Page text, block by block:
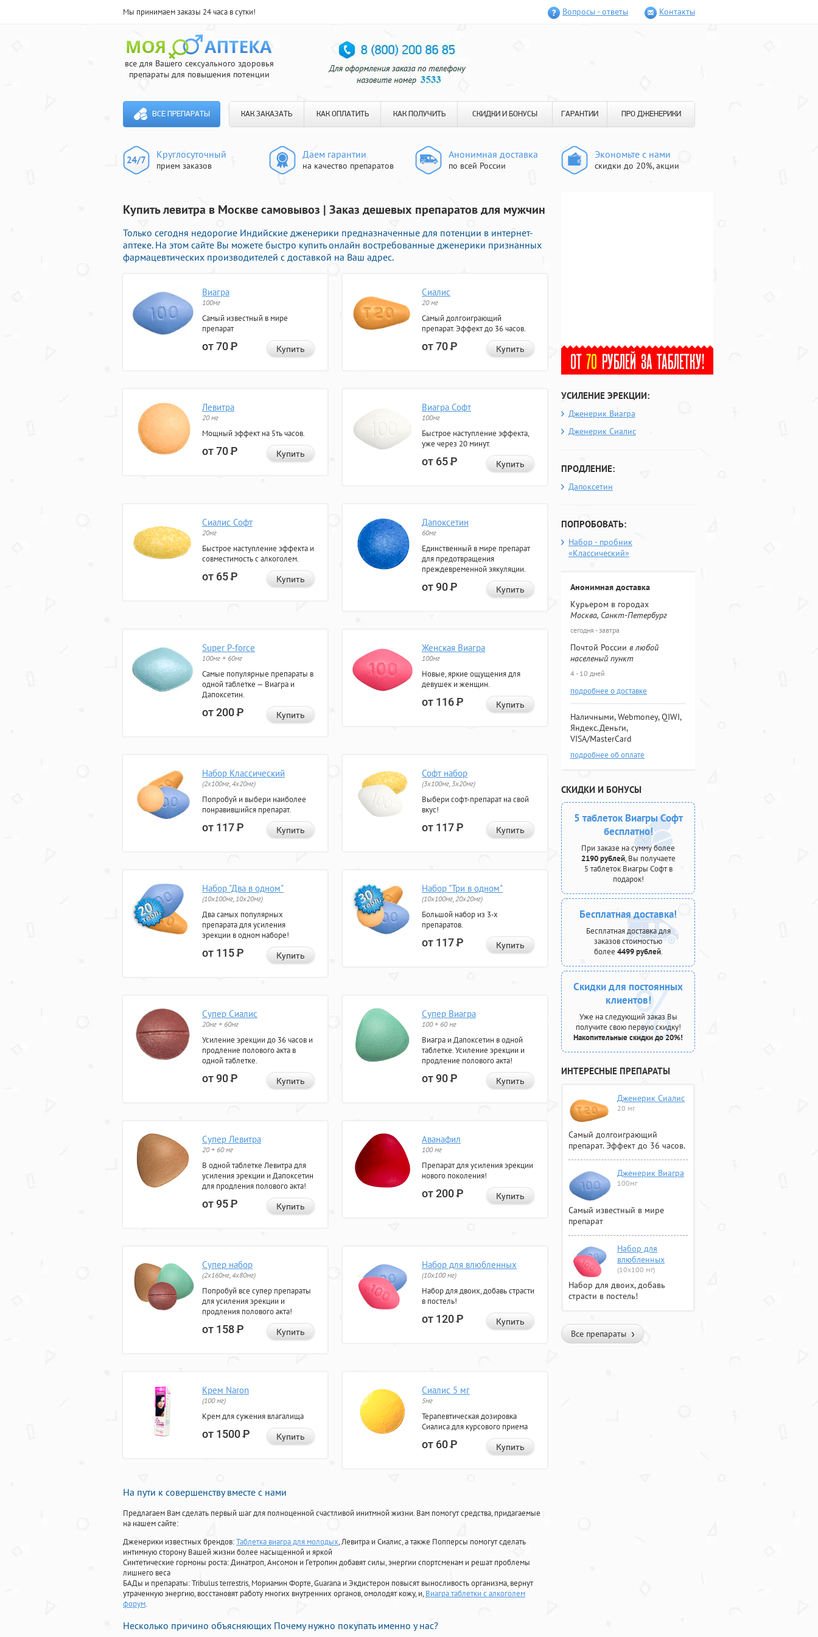
Мы принимаем заказы 24 часа в сутки! Вопросы - ответы Контакты
все для Вашего сексуального здоровья
препараты для повышения потенции
ВСЕ ПРЕПАРАТЫ КАК ЗАКАЗАТЬ КАК ОПЛАТИТЬ КАК ПОЛУЧИТЬ СКИДКИ И БОНУСЫ ГАРАНТИИ ПРО ДЖЕНЕРИКИ
Круглосуточный
прием заказов
Даем гарантии
на качество препаратов
Анонимная доставка
по всей России
Экономьте с нами
скидки до 20%, акции
Купить левитра в Москве самовывоз | Заказ дешевых препаратов для мужчин
Только сегодня недорогие Индийские дженерики предназначенные для потенции в интернет-
аптеке. На этом сайте Вы можете быстро купить онлайн востребованные дженерики признанных
фармацевтических производителей с доставкой на Ваш адрес.
Виагра
100мг
Самый известный в мире
препарат
от 70Р Купить
Сиалис
20 мг
Самый долгоиграющий
препарат. Эффект до 36 часов.
от 70Р Купить
Левитра
20 мг
Мощный эффект на 5ть часов.
от 70Р Купить
Виагра Софт
100мг
Быстрое наступление эффекта,
уже через 20 минут.
от 65Р Купить
Сиалис Софт
20мг
Быстрое наступление эффекта и
совместимость с алкоголем.
от 65Р Купить
Дапоксетин
60мг
Единственный в мире препарат
для предотвращения
преждевременной эякуляции.
от 90Р Купить
Super P-force
100мг + 60мг
Самые популярные препараты в
одной таблетке — Виагра и
Дапоксетин.
от 200Р Купить
Женская Виагра
100мг
Новые, яркие ощущения для
девушек и женщин.
от 116Р Купить
Набор Классический
(2x100мг, 4x20мг)
Попробуй и выбери наиболее
понравившийся препарат.
от 117Р Купить
Софт набор
(3x100мг, 3x20мг)
Выбери софт-препарат на свой
вкус!
от 117Р Купить
Набор "Два в одном"
(10x100мг, 10x20мг)
Два самых популярных
препарата для усиления
эрекции в одном наборе!
от 115Р Купить
Набор "Три в одном"
(10x100мг, 20x20мг)
Большой набор из 3-х
препаратов.
от 117Р Купить
Супер Сиалис
20мг + 60мг
Усиление эрекции до 36 часов и
продление полового акта в
одной таблетке.
от 90Р Купить
Супер Виагра
100 + 60 мг
Виагра и Дапоксетин в одной
таблетке. Усиление эрекции и
продление полового акта!
от 90Р Купить
Супер Левитра
20 + 60 мг
В одной таблетке Левитра для
усиления эрекции и Дапоксетин
для продления полового акта!
от 95Р Купить
Аванафил
100 мг
Препарат для усиления эрекции
нового поколения!
от 200Р Купить
Супер набор
(2х160мг, 4х80мг)
Попробуй все супер препараты
для усиления эрекции и
продления полового акта!
от 158Р Купить
Набор для влюбленных
(10х100 мг)
Набор для двоих, добавь страсти
в постель!
от 120Р Купить
Крем Naron
(100 мг)
Крем для сужения влагалища
от 1500Р Купить
Сиалис 5 мг
5мг
Терапевтическая дозировка
Сиалиса для курсового приема
от 60Р Купить
На пути к совершенству вместе с нами
Предлагаем Вам сделать первый шаг для полноценной счастливой инитмной жизни. Вам помогут средства, придагаемые
на нашем сайте:
Дженерики известных брендов:Таблетка виагра для молодых, Левитра и Сиалис, а также Попперсы помогут сделать
интимную сторону Вашей жизни более насыщенной и яркой
Синтетические гормоны роста: Динатроп, Ансомон и Гетропин добавят силы, энергии спортсменам и решат проблемы
лишнего веса
БАДы и препараты:Tribulus terrestris, Мориамин Форте, Guarana и Экдистерон повысят выносливость организма, вернут
утраченную энергию, восстановят работу многих внутренних органов, омолодят кожу, и, Виагра таблетки с алкоголем
форум.
Несколько причино объясняющих Почему нужно покупать именно у нас?
УСИЛЕНИЕ ЭРЕКЦИИ:
Дженерик Виагра
Дженерик Сиалис
ПРОДЛЕНИЕ:
Дапоксетин
ПОПРОБОВАТЬ:
Набор - пробник
«Классический»
Анонимная доставка
Курьером в городах
Москва, Санкт-Петербург
сегодня - завтра
Почтой России в любой
населеный пункт
4 - 10 дней
подробнее о доставке
Наличными, Webmoney, QIWI,
Яндекс.Деньги,
VISA/MasterCard
подробнее об оплате
СКИДКИ И БОНУСЫ
5 таблеток Виагры Софт
бесплатно!
При заказе на сумму более
2190 рублей, Вы получаете
5 таблеток Виагры Софт в
подарок!
Бесплатная доставка!
Бесплатная доставка для
заказов стоимостью
более 4499 рублей.
Скидки для постоянных
клиентов!
Уже на следующий заказ Вы
получите свою первую скидку!
Накопительные скидки до 20%!
ИНТЕРЕСНЫЕ ПРЕПАРАТЫ
Дженерик Сиалис
20 мг
Самый долгоиграющий
препарат. Эффект до 36 часов.
Дженерик Виагра
100мг
Самый известный в мире
препарат
Набор для
влюбленных
(10х100 мг)
Набор для двоих, добавь
страсти в постель!
Все препараты